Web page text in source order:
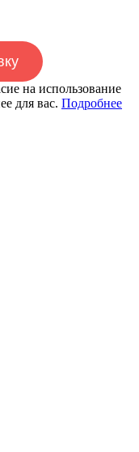
на использование
для вас. Подробнее